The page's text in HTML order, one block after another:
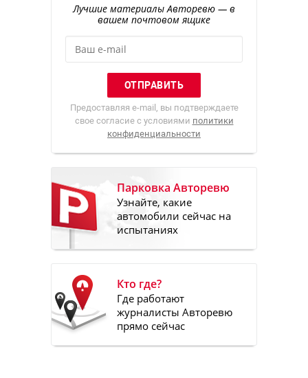
Лучшие материалы Авторевю — в
вашем почтовом ящике
Предоставляя e-mail, вы подтверждаете
свое согласие с условиями политики
конфиденциальности
Парковка Авторевю
Узнайте, какие
автомобили сейчас на
испытаниях
Кто где?
Где работают
журналисты Авторевю
прямо сейчас